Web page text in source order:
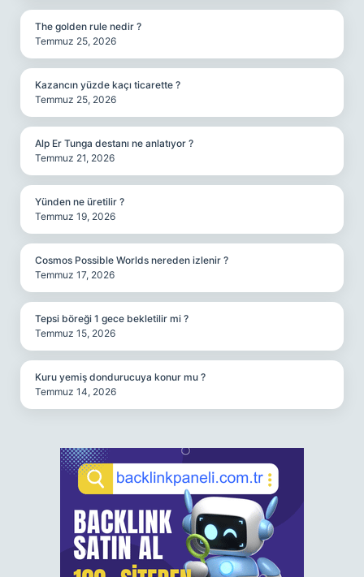
The golden rule nedir ?
Temmuz 25, 2026
Kazancın yüzde kaçı ticarette ?
Temmuz 25, 2026
Alp Er Tunga destanı ne anlatıyor ?
Temmuz 21, 2026
Yünden ne üretilir ?
Temmuz 19, 2026
Cosmos Possible Worlds nereden izlenir ?
Temmuz 17, 2026
Tepsi böreği 1 gece bekletilir mi ?
Temmuz 15, 2026
Kuru yemiş dondurucuya konur mu ?
Temmuz 14, 2026